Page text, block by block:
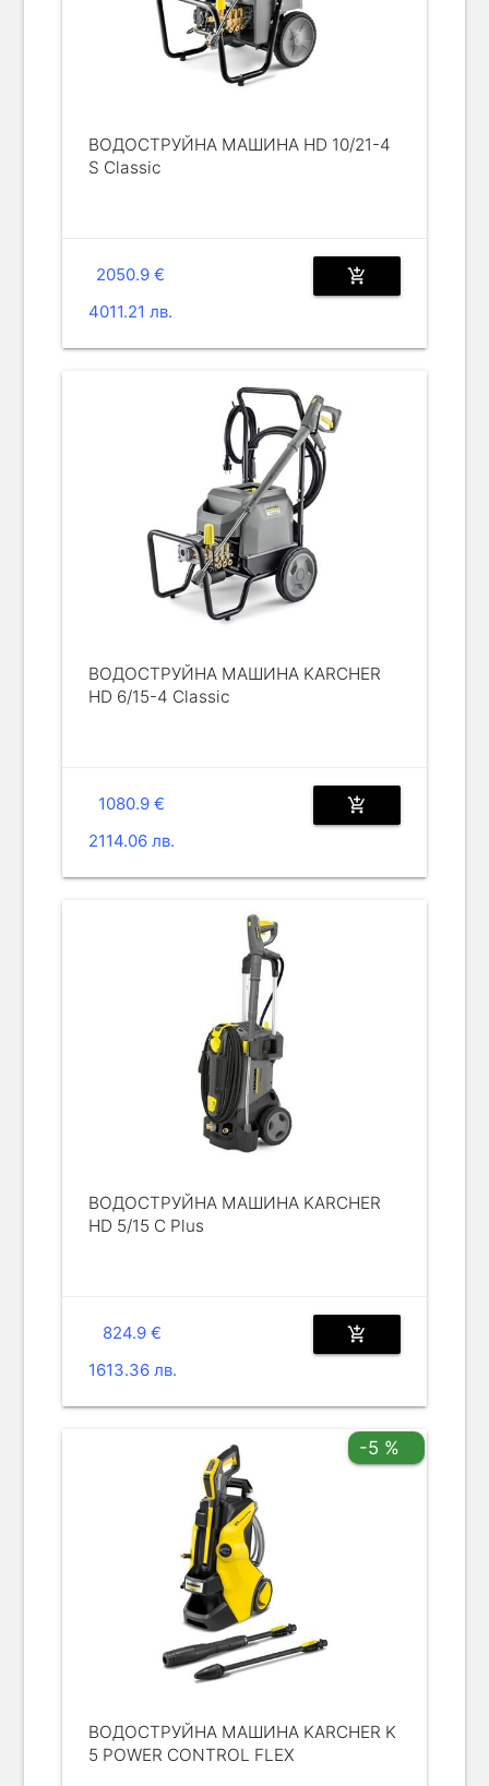
ВОДОСТРУЙНА МАШИНА HD 10/21-4
S Classic
2050.9 €
4011.21 лв.
add_shopping_cart
ВОДОСТРУЙНА МАШИНА KARCHER
HD 6/15-4 Classic
1080.9 €
2114.06 лв.
add_shopping_cart
ВОДОСТРУЙНА МАШИНА KARCHER
HD 5/15 C Plus
824.9 €
1613.36 лв.
add_shopping_cart
-5 %
ВОДОСТРУЙНА МАШИНА KARCHER K
5 POWER CONTROL FLEX